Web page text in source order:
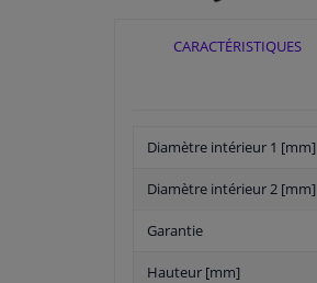
CARACTÉRISTIQUES
Diamètre intérieur 1 [mm]
Diamètre intérieur 2 [mm]
Garantie
Hauteur [mm]